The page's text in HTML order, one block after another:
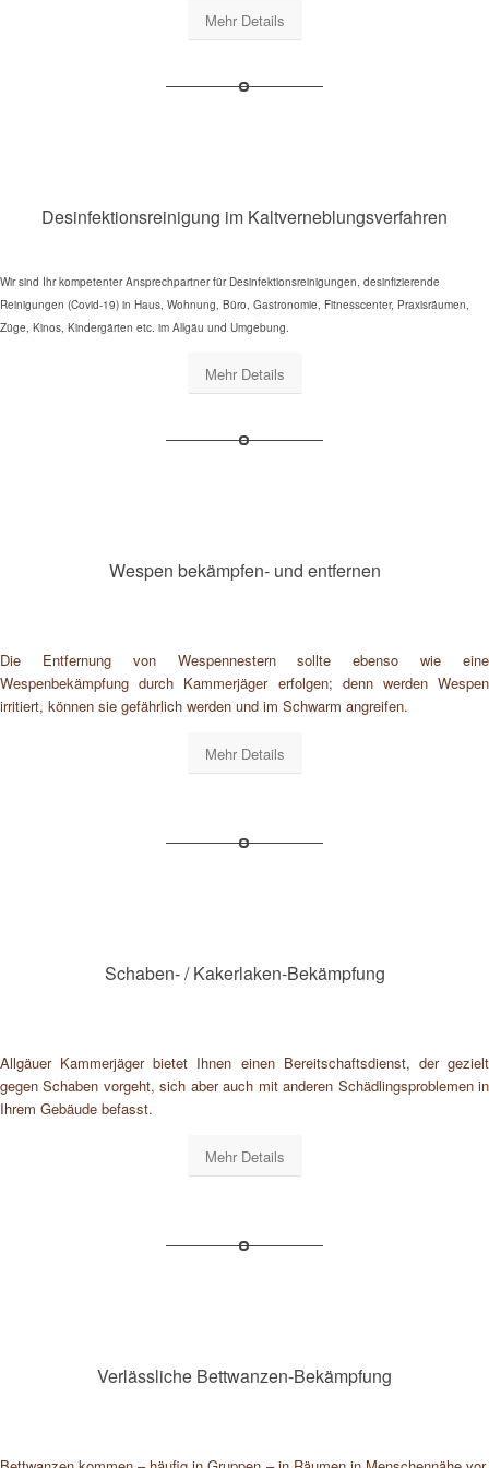
Mehr Details
Desinfektionsreinigung im Kaltverneblungsverfahren
Wir sind Ihr kompetenter Ansprechpartner für Desinfektionsreinigungen, desinfizierende
Reinigungen (Covid-19) in Haus, Wohnung, Büro, Gastronomie, Fitnesscenter, Praxisräumen,
Züge, Kinos, Kindergärten etc. im Allgäu und Umgebung.
Mehr Details
Wespen bekämpfen- und entfernen
Die Entfernung von Wespennestern sollte ebenso wie eine
Wespenbekämpfung durch Kammerjäger erfolgen; denn werden Wespen
irritiert, können sie gefährlich werden und im Schwarm angreifen.
Mehr Details
Schaben- / Kakerlaken-Bekämpfung
Allgäuer Kammerjäger bietet Ihnen einen Bereitschaftsdienst, der gezielt
gegen Schaben vorgeht, sich aber auch mit anderen Schädlingsproblemen in
Ihrem Gebäude befasst.
Mehr Details
Verlässliche Bettwanzen-Bekämpfung